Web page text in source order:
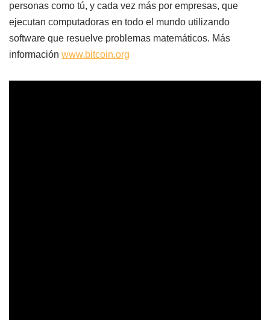
personas como tú, y cada vez más por empresas, que
ejecutan computadoras en todo el mundo utilizando
software que resuelve problemas matemáticos. Más
información www.bitcoin.org